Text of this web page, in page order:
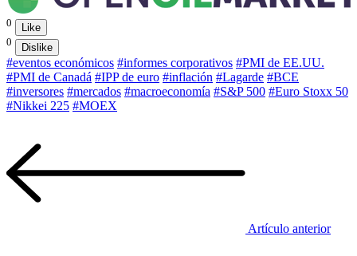
0
Like
0
Dislike
#eventos económicos #informes corporativos #PMI de EE.UU.
#PMI de Canadá #IPP de euro #inflación #Lagarde #BCE
#inversores #mercados #macroeconomía #S&P 500 #Euro Stoxx 50
#Nikkei 225 #MOEX
Artículo anterior